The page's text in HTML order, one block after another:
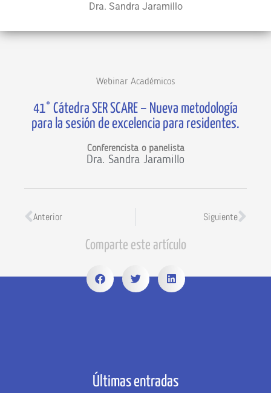
Dra. Sandra Jaramillo
Webinar Académicos
41° Cátedra SER SCARE – Nueva metodología
para la sesión de excelencia para residentes.
Conferencista o panelista
Dra. Sandra Jaramillo
Anterior Siguiente
Comparte este artículo
Últimas entradas